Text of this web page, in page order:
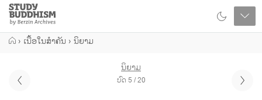
Close
Study
Buddhism
Home
› ເນື້ອໃນສຳຄັນ › ນິຍາມ
ນິຍາມ
ບົດ 5 / 20